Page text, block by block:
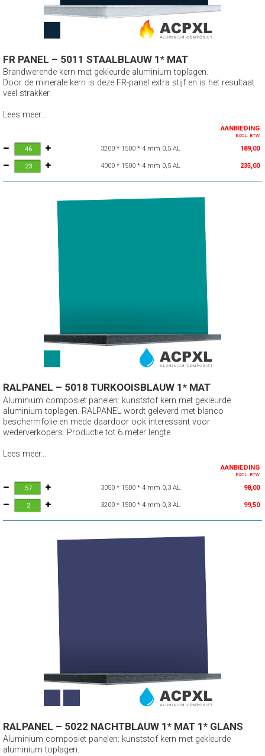
FR PANEL – 5011 STAALBLAUW 1* MAT
Brandwerende kern met gekleurde aluminium toplagen.
Door de minerale kern is deze FR-panel extra stijf en is het resultaat
veel strakker.
Lees meer...
AANBIEDING
EXCL. BTW
3200 * 1500 * 4 mm 0,5 AL 189,00
4000 * 1500 * 4 mm 0,5 AL 235,00
RALPANEL – 5018 TURKOOISBLAUW 1* MAT
Aluminium composiet panelen: kunststof kern met gekleurde
aluminium toplagen. RALPANEL wordt geleverd met blanco
beschermfolie en mede daardoor ook interessant voor
wederverkopers. Productie tot 6 meter lengte.
Lees meer...
AANBIEDING
EXCL. BTW
3050 * 1500 * 4 mm 0,3 AL 98,00
3200 * 1500 * 4 mm 0,3 AL 99,50
RALPANEL – 5022 NACHTBLAUW 1* MAT 1* GLANS
Aluminium composiet panelen: kunststof kern met gekleurde
aluminium toplagen.